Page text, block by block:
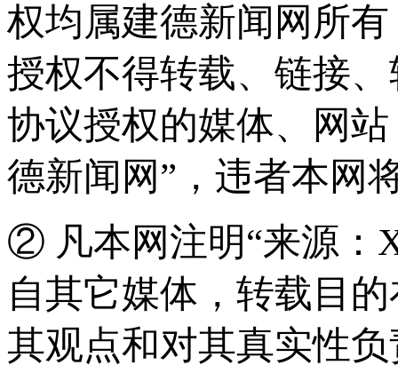
权均属建德新闻网所
授权不得转载、链接
协议授权的媒体、网
德新闻网”，违者本网
② 凡本网注明“来源：
自其它媒体，转载目
其观点和对其真实性